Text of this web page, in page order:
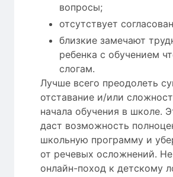
вопросы;
отсутствует
близкие замечают
ребенка с обучением
слогам.
Лучше всего преодолеть
отставание и/или
начала обучения в школе.
даст возможность
школьную программу и
от речевых осложнений.
онлайн-поход к детскому